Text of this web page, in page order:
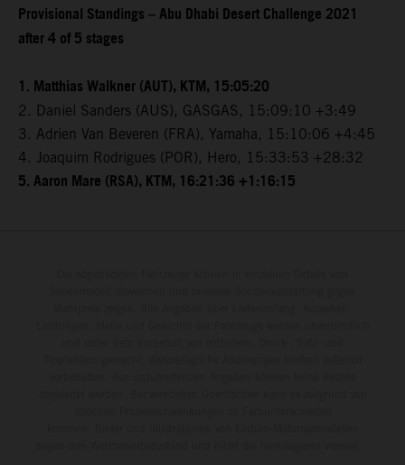
Provisional Standings – Abu Dhabi Desert Challenge 2021
after 4 of 5 stages
1. Matthias Walkner (AUT), KTM, 15:05:20
2. Daniel Sanders (AUS), GASGAS, 15:09:10 +3:49
3. Adrien Van Beveren (FRA), Yamaha, 15:10:06 +4:45
4. Joaquim Rodrigues (POR), Hero, 15:33:53 +28:32
5. Aaron Mare (RSA), KTM, 16:21:36 +1:16:15